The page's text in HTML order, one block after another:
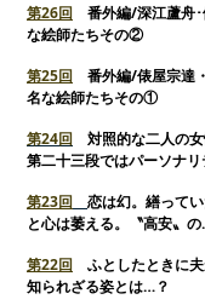
第26回
番外編/深江蘆舟
な絵師たちその②
第25回
番外編/俵屋宗達
名な絵師たちその①
第24回
対照的な二人の
第二十三段ではパーソナ
第23回
恋は幻。繕って
と心は萎える。〝高安〟
第22回
ふとしたときに
知られざる姿とは…？